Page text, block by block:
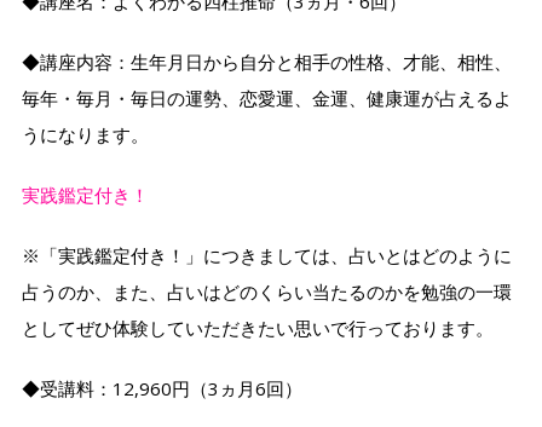
◆講座内容：生年月日から自分と相手の性格、才能、相性、
毎年・毎月・毎日の運勢、恋愛運、金運、健康運が占えるよ
うになります。
実践鑑定付き！
※「実践鑑定付き！」につきましては、占いとはどのように
占うのか、また、占いはどのくらい当たるのかを勉強の一環
としてぜひ体験していただきたい思いで行っております。
◆受講料：12,960円（3ヵ月6回）